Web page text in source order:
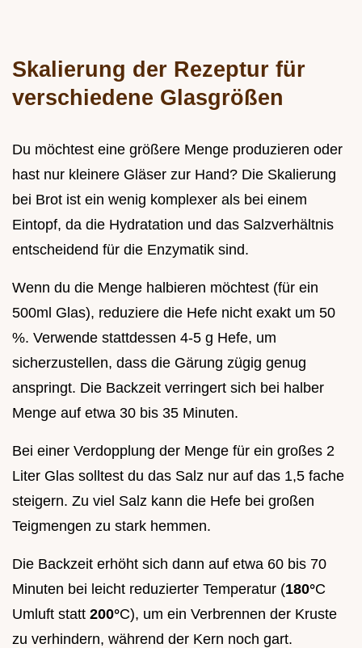
Skalierung der Rezeptur für
verschiedene Glasgrößen
Du möchtest eine größere Menge produzieren oder
hast nur kleinere Gläser zur Hand? Die Skalierung
bei Brot ist ein wenig komplexer als bei einem
Eintopf, da die Hydratation und das Salzverhältnis
entscheidend für die Enzymatik sind.
Wenn du die Menge halbieren möchtest (für ein
500ml Glas), reduziere die Hefe nicht exakt um 50
%. Verwende stattdessen 4-5 g Hefe, um
sicherzustellen, dass die Gärung zügig genug
anspringt. Die Backzeit verringert sich bei halber
Menge auf etwa 30 bis 35 Minuten.
Bei einer Verdopplung der Menge für ein großes 2
Liter Glas solltest du das Salz nur auf das 1,5 fache
steigern. Zu viel Salz kann die Hefe bei großen
Teigmengen zu stark hemmen.
Die Backzeit erhöht sich dann auf etwa 60 bis 70
Minuten bei leicht reduzierter Temperatur (180°C
Umluft statt 200°C), um ein Verbrennen der Kruste
zu verhindern, während der Kern noch gart.